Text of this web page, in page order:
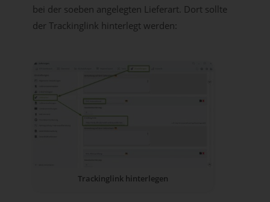
bei der soeben angelegten Lieferart. Dort sollte
der Trackinglink hinterlegt werden:
Trackinglink hinterlegen